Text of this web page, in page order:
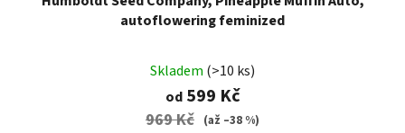
autoflowering feminized
Skladem (>10 ks)
od599 Kč
969 Kč (až –38 %)